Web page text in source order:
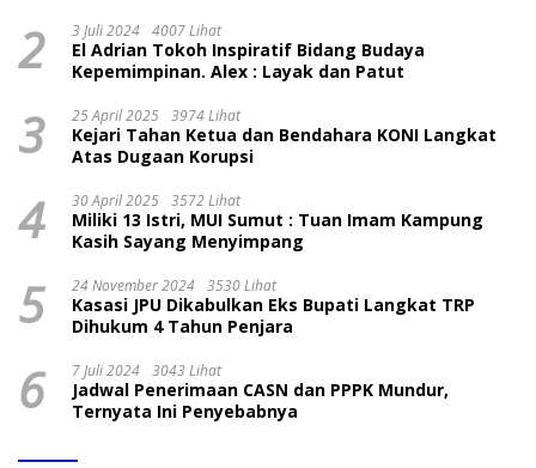
2 3 Juli 2024 4007 Lihat
El Adrian Tokoh Inspiratif Bidang Budaya
Kepemimpinan. Alex : Layak dan Patut
3 25 April 2025 3974 Lihat
Kejari Tahan Ketua dan Bendahara KONI Langkat
Atas Dugaan Korupsi
4 30 April 2025 3572 Lihat
Miliki 13 Istri, MUI Sumut : Tuan Imam Kampung
Kasih Sayang Menyimpang
5 24 November 2024 3530 Lihat
Kasasi JPU Dikabulkan Eks Bupati Langkat TRP
Dihukum 4 Tahun Penjara
6 7 Juli 2024 3043 Lihat
Jadwal Penerimaan CASN dan PPPK Mundur,
Ternyata Ini Penyebabnya